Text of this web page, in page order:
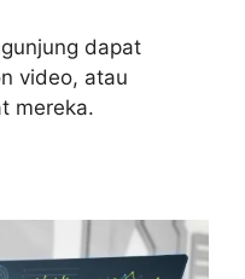
dapat
video, atau
mereka.